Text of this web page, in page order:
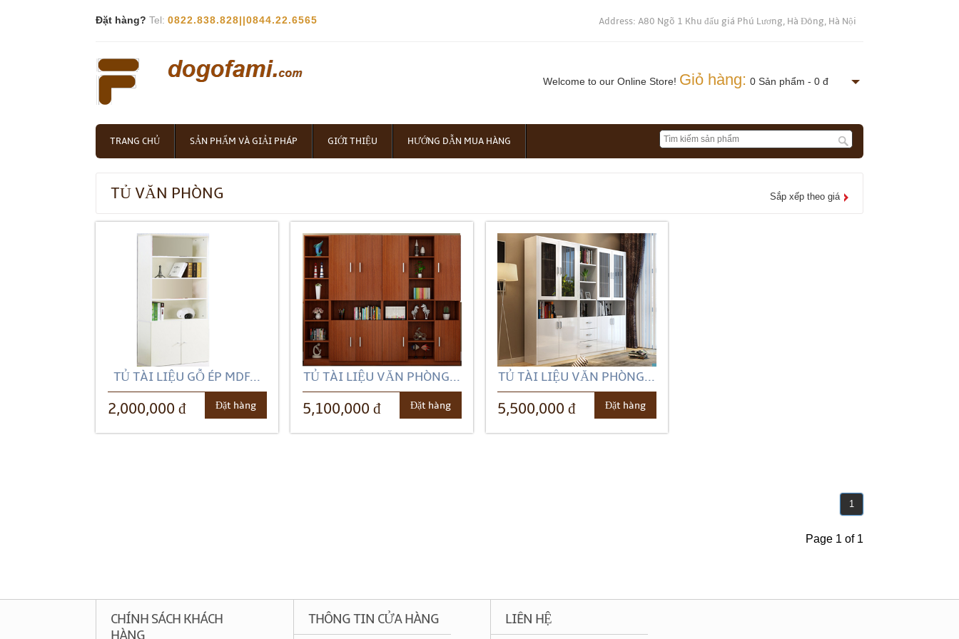
Đặt hàng? Tel:0822.838.828||0844.22.6565 Address: A80 Ngõ 1 Khu đấu giá Phú Lương, Hà Đông, Hà Nội
Welcome to our Online Store! Giỏ hàng: 0 Sản phẩm - 0 đ
TRANG CHỦ SẢN PHẨM VÀ GIẢI PHÁP GIỚI THIỆU HƯỚNG DẪN MUA HÀNG
TỦ VĂN PHÒNG Sắp xếp theo giá
TỦ TÀI LIỆU GỖ ÉP MDF...
2,000,000 đ Đặt hàng
TỦ TÀI LIỆU VĂN PHÒNG...
5,100,000 đ Đặt hàng
TỦ TÀI LIỆU VĂN PHÒNG...
5,500,000 đ Đặt hàng
1
Page 1 of 1
CHÍNH SÁCH KHÁCH
HÀNG
THÔNG TIN CỬA HÀNG LIÊN HỆ